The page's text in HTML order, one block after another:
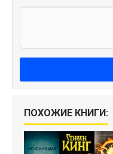
ПОХОЖИЕ КНИГИ: